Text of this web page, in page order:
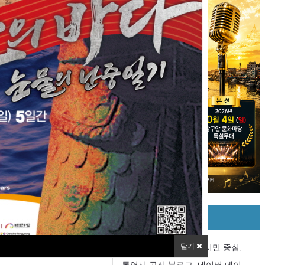
닫기
크숍
강석주 시장, 민선9기 ‘시
변은 없다
6·3지방선거 통영시장
나 천영기 당락에는 변
는 도선관위 청사 6층 대
불어민주당 강석주 시
다 강석주 후보는 기존과
자치/행정
강석주 시장, 민선9기 ‘시민 중심,